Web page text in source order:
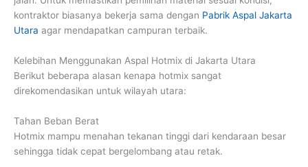
kontraktor biasanya bekerja sama dengan Pabrik Aspal Jakarta
Utara agar mendapatkan campuran terbaik.
Kelebihan Menggunakan Aspal Hotmix di Jakarta Utara
Berikut beberapa alasan kenapa hotmix sangat
direkomendasikan untuk wilayah utara:
Tahan Beban Berat
Hotmix mampu menahan tekanan tinggi dari kendaraan besar
sehingga tidak cepat bergelombang atau retak.